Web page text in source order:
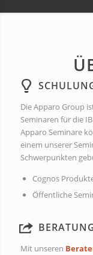
Die Apparo Group
Seminaren für die
Apparo Seminare
einem unserer
Schwerpunkten
Cognos
Öffentliche
Mit unseren